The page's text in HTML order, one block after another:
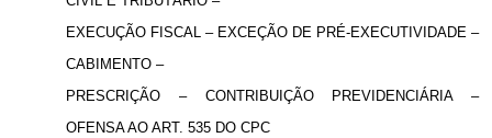
EXECUÇÃO FISCAL – EXCEÇÃO DE PRÉ-EXECUTIVIDADE –
CABIMENTO –
PRESCRIÇÃO – CONTRIBUIÇÃO PREVIDENCIÁRIA –
OFENSA AO ART. 535 DO CPC